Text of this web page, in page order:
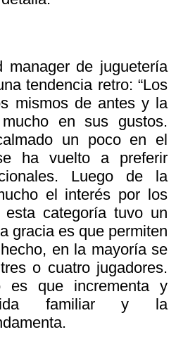
manager de juguetería
tendencia retro: “Los
mismos de antes y la
en sus gustos.
un poco en el
ha vuelto a preferir
Luego de la
el interés por los
categoría tuvo un
gracia es que permiten
en la mayoría se
o cuatro jugadores.
es que incrementa y
familiar y la